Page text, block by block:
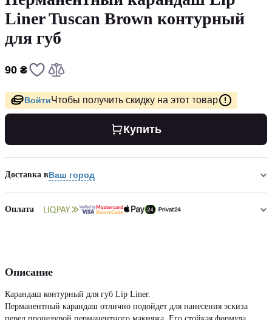
Liner Tuscan Brown контурный
для губ
90 ₴
ВойтиЧтобы получить скидку на этот товар
Купить
Доставка вВаш город
Оплата
Описание
Карандаш контурный для губ Lip Liner.
Перманентный карандаш отлично подойдет для нанесения эскиза